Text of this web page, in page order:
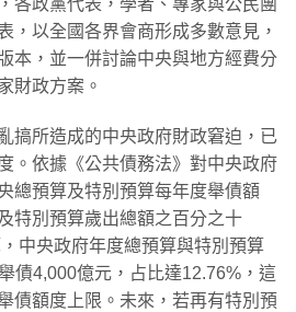
各政黨代表，學者、專家與公民團
，以全國各界會商形成多數意見，
本，並一併討論中央與地方經費分
財政方案。
搞所造成的中央政府財政窘迫，已
。依據《公共債務法》對中央政府
總預算及特別預算每年度舉債額
特別預算歲出總額之百分之十
中央政府年度總預算與特別預算
債4,000億元，占比達12.76%，這
債額度上限。未來，若再有特別預